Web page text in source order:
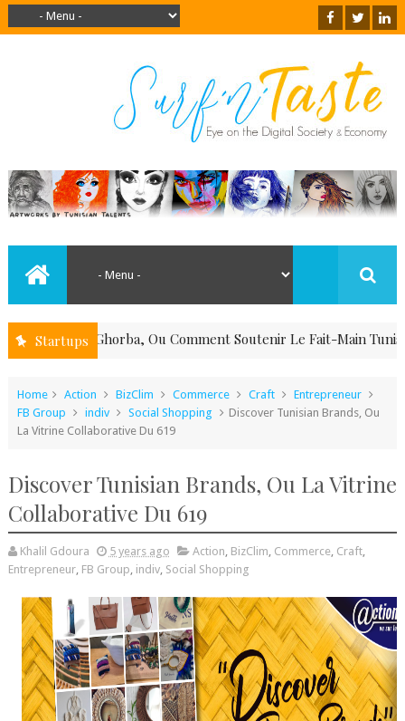
Startups
Souk El Ghorba, Ou Comment Soutenir Le Fait-Main Tunisien Là
Home Action BizClim Commerce Craft
Entrepreneur
FB Group
indiv Social Shopping
Discover Tunisian Brands, Ou
La Vitrine Collaborative Du 619
Discover Tunisian Brands, Ou La Vitrine
Collaborative Du 619
Khalil Gdoura 5 years ago Action, BizClim, Commerce, Craft,
Entrepreneur, FB Group, indiv, Social Shopping